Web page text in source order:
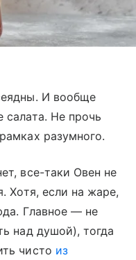
И вообще
салата. Не прочь
разумного.
все-таки Овен не
Хотя, если на жаре,
Главное — не
над душой), тогда
чисто из